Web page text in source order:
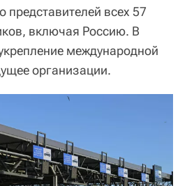
представителей всех 57
включая Россию. В
международной
организации.